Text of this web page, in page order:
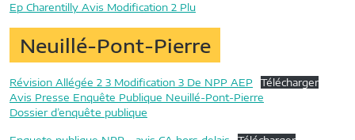
Ep Charentilly Avis Modification 2 Plu
Neuillé-Pont-Pierre
Révision Allégée 2 3 Modification 3 De NPP AEP
Télécharger
Avis Presse Enquête Publique Neuillé-Pont-Pierre
Dossier d’enquête publique